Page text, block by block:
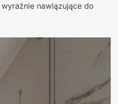
nawiązujące do